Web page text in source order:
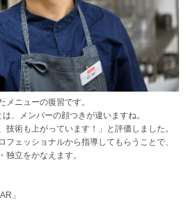
メニューの復習です。
、メンバーの顔つきが違いますね。
術も上がっています！」と評価しました。
ェッショナルから指導してもらうことで、
独立をかなえます。
」